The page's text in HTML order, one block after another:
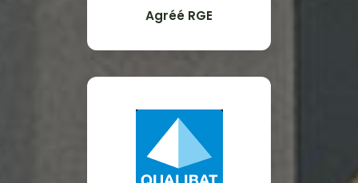
Agréé RGE